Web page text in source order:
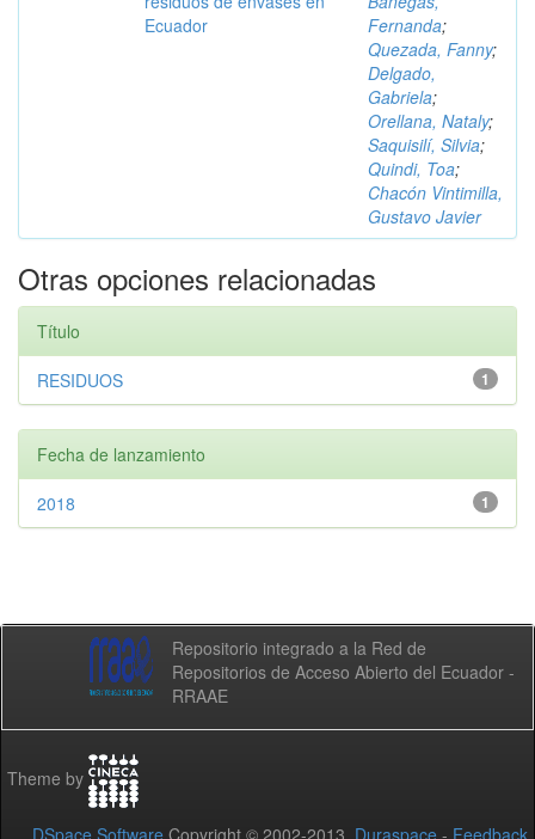
Ecuador
Fernanda;
Quezada, Fanny;
Delgado,
Gabriela;
Orellana, Nataly;
Saquisilí, Silvia;
Quindi, Toa;
Chacón Vintimilla,
Gustavo Javier
Otras opciones relacionadas
Título
1
RESIDUOS
Fecha de lanzamiento
1
2018
Repositorio integrado a la Red de
Repositorios de Acceso Abierto del Ecuador -
RRAAE
Theme by
DSpace Software Copyright © 2002-2013 Duraspace - Feedback